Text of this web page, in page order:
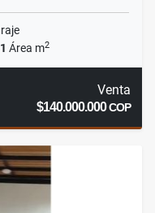
Área m2
Venta
$140.000.000COP